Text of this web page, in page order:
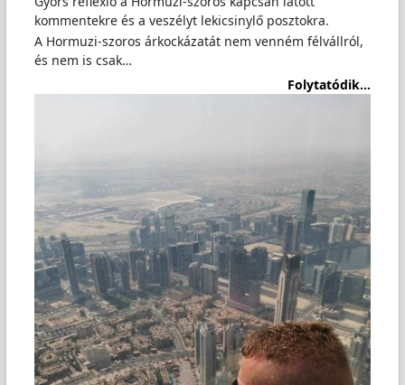
kommentekre és a veszélyt lekicsinylő posztokra.
A Hormuzi-szoros árkockázatát nem venném félvállról,
és nem is csak…
Folytatódik...